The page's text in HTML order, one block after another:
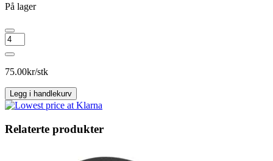
På lager
Navring
65,1
-
56,6
75.00kr/stk
Legg i handlekurv
Relaterte produkter